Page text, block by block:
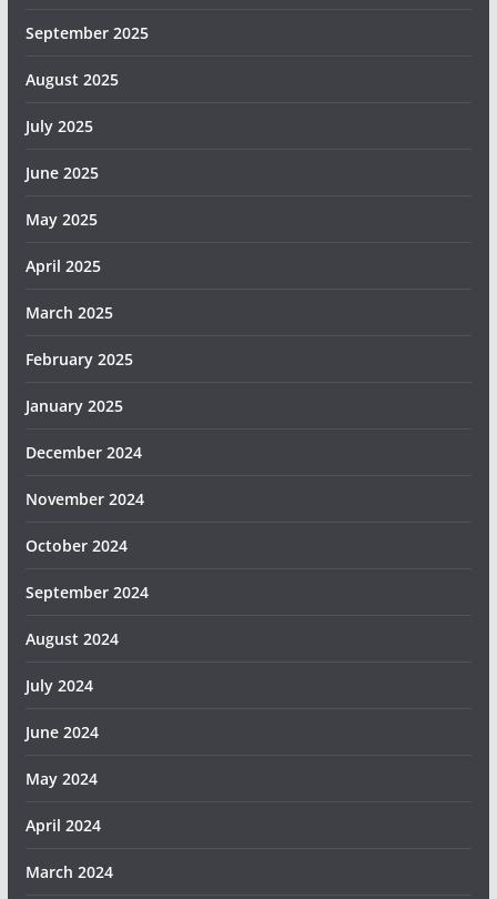
September 2025
August 2025
July 2025
June 2025
May 2025
April 2025
March 2025
February 2025
January 2025
December 2024
November 2024
October 2024
September 2024
August 2024
July 2024
June 2024
May 2024
April 2024
March 2024